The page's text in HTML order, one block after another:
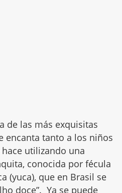
de las más exquisitas
encanta tanto a los niños
utilizando una
conocida por fécula
(yuca), que en Brasil se
doce”. Ya se puede